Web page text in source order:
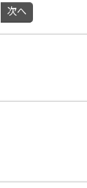
次へ